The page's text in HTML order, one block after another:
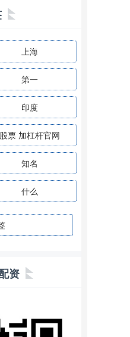
上海
第一
印度
股票 加杠杆官网
知名
什么
资